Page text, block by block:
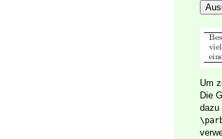
Um
Die
dazu